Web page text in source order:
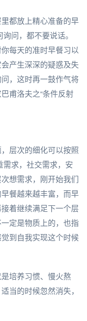
都放上精心准备的早
问，都不要说话。
每天的准时早餐习以
产生深深的疑惑及失
，这时再一鼓作气将
甫洛夫之“条件反射
层次的细化可以按照
需求，社交需求，安
想需求，刚开始我们
餐越来越丰富，而早
着继续满足下一个层
定是物质上的，也指
到自我实现这个时候
培养习惯、慢火熬
当的时候忽然消失，